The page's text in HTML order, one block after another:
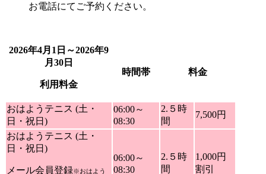
お電話にてご予約ください。
2026年4月1日～2026年9
月30日
利用料金
時間帯 料金
おはようテニス (土・
日・祝日)
06:00～
08:30
2.５時
間
7,500円
おはようテニス (土・
日・祝日)
メール会員登録※おはよう
06:00～
08:30
2.５時
間
1,000円
割引